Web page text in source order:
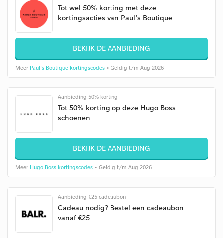
Tot wel 50% korting met deze
kortingsacties van Paul's Boutique
BEKIJK DE AANBIEDING
Meer Paul's Boutique kortingscodes • Geldig t/m Aug 2026
Aanbieding 50% korting
Tot 50% korting op deze Hugo Boss
schoenen
BEKIJK DE AANBIEDING
Meer Hugo Boss kortingscodes • Geldig t/m Aug 2026
Aanbieding €25 cadeaubon
Cadeau nodig? Bestel een cadeaubon
vanaf €25